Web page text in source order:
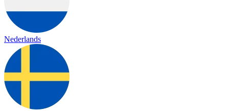
Nederlands